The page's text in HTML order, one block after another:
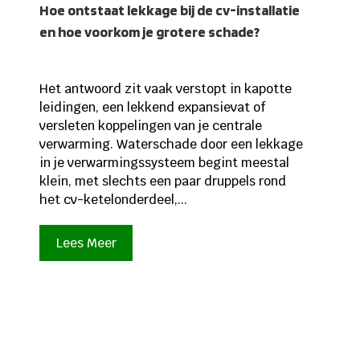
Hoe ontstaat lekkage bij de cv-installatie
en hoe voorkom je grotere schade?
Het antwoord zit vaak verstopt in kapotte
leidingen, een lekkend expansievat of
versleten koppelingen van je centrale
verwarming. Waterschade door een lekkage
in je verwarmingssysteem begint meestal
klein, met slechts een paar druppels rond
het cv-ketel­onderdeel,...
Lees Meer